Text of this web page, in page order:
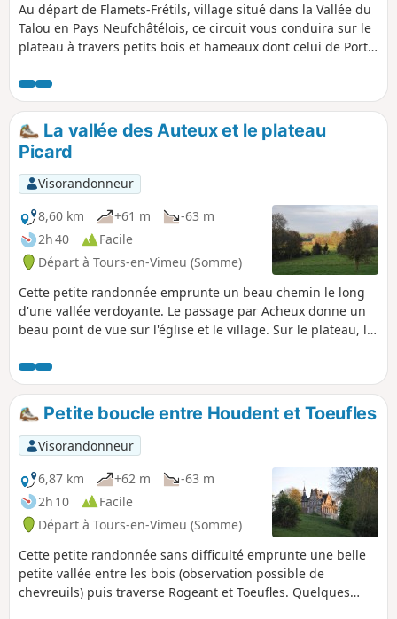
Au départ de Flamets-Frétils, village situé dans la Vallée du
Talou en Pays Neufchâtélois, ce circuit vous conduira sur le
plateau à travers petits bois et hameaux dont celui de Port-
La vallée des Auteux et le plateau
Picard
Visorandonneur
8,60 km
+61 m
-63 m
2h 40
Facile
Départ à Tours-en-Vimeu (Somme)
Cette petite randonnée emprunte un beau chemin le long
d'une vallée verdoyante. Le passage par Acheux donne un
beau point de vue sur l'église et le village. Sur le plateau, la
Petite boucle entre Houdent et Toeufles
Visorandonneur
6,87 km
+62 m
-63 m
2h 10
Facile
Départ à Tours-en-Vimeu (Somme)
Cette petite randonnée sans difficulté emprunte une belle
petite vallée entre les bois (observation possible de
chevreuils) puis traverse Rogeant et Toeufles. Quelques